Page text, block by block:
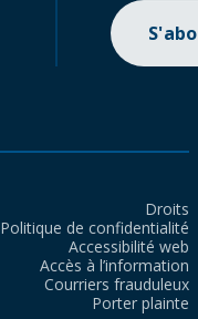
Droits
Politique de confidentialité
Accessibilité web
Accès à l’information
Courriers frauduleux
Porter plainte